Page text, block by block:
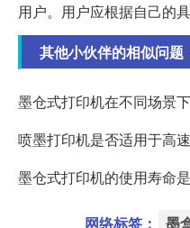
用户。用户应根据自己的
其他小伙伴的相似问题
墨仓式打印机在不同场景
喷墨打印机是否适用于高
墨仓式打印机的使用寿命
网络标签： 墨